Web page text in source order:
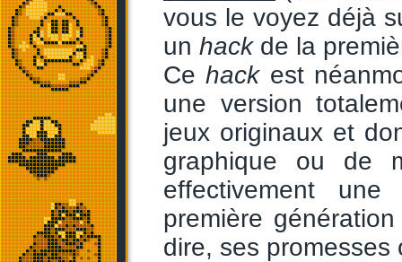
vous le voyez déjà
un hackde la
Cehackest
une version
jeux originaux et
graphique ou de
effectivement
première
dire, ses promesses